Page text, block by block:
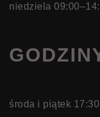
niedziela
środa i piątek